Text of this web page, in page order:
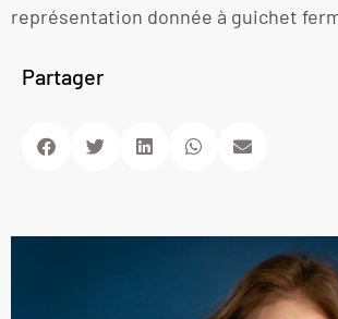
représentation donnée à guichet
Partager